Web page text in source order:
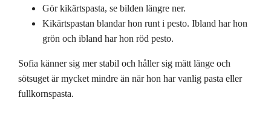
Gör kikärtspasta, se bilden längre ner.
Kikärtspastan blandar hon runt i pesto. Ibland har hon
grön och ibland har hon röd pesto.
Sofia känner sig mer stabil och håller sig mätt länge och
sötsuget är mycket mindre än när hon har vanlig pasta eller
fullkornspasta.